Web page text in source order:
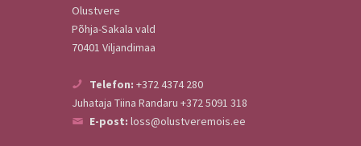
Olustvere
Põhja-Sakala vald
70401 Viljandimaa
Telefon: +372 4374 280
Juhataja Tiina Randaru +372 5091 318
E-post: loss@olustveremois.ee